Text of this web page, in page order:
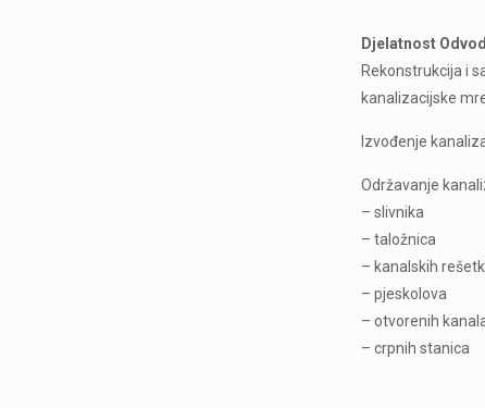
Djelatnost
Rekonstrukcija i
kanalizacijske
Izvođenje
Održavanje
– slivnika
– taložnica
– kanalskih
– pjeskolova
– otvorenih
– crpnih stanica